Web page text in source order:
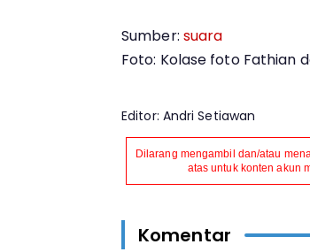
Sumber: suara
Foto: Kolase foto Fathian
Editor: Andri Setiawan
Dilarang mengambil dan/atau
atas untuk konten akun
Komentar